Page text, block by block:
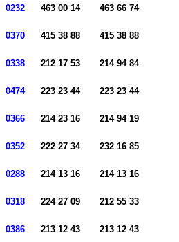
0232 463 00 14 463 66 74
0370 415 38 88 415 38 88
0338 212 17 53 214 94 84
0474 223 23 44 223 23 44
0366 214 23 16 214 94 19
0352 222 27 34 232 16 85
0288 214 13 16 214 13 16
0318 224 27 09 212 55 33
0386 213 12 43 213 12 43